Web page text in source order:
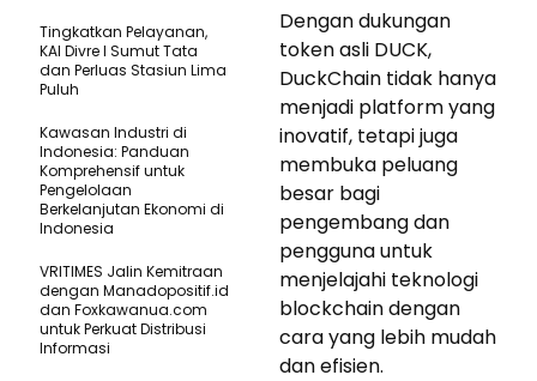
Dengan dukungan
token asli DUCK,
DuckChain tidak hanya
menjadi platform yang
inovatif, tetapi juga
membuka peluang
besar bagi
pengembang dan
pengguna untuk
menjelajahi teknologi
blockchain dengan
cara yang lebih mudah
dan efisien.
Tingkatkan Pelayanan,
KAI Divre I Sumut Tata
dan Perluas Stasiun Lima
Puluh
Kawasan Industri di
Indonesia: Panduan
Komprehensif untuk
Pengelolaan
Berkelanjutan Ekonomi di
Indonesia
VRITIMES Jalin Kemitraan
dengan Manadopositif.id
dan Foxkawanua.com
untuk Perkuat Distribusi
Informasi